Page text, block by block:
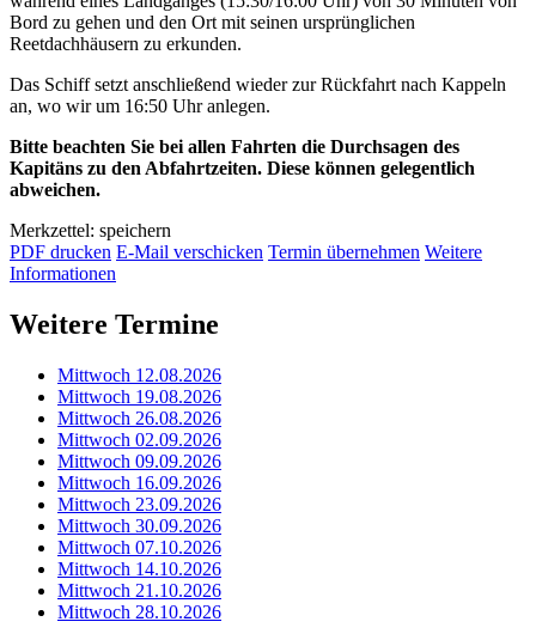
Bord zu gehen und den Ort mit seinen ursprünglichen
Reetdachhäusern zu erkunden.
Das Schiff setzt anschließend wieder zur Rückfahrt nach Kappeln
an, wo wir um 16:50 Uhr anlegen.
Bitte beachten Sie bei allen Fahrten die Durchsagen des
Kapitäns zu den Abfahrtzeiten. Diese können gelegentlich
abweichen.
Merkzettel: speichern
PDF drucken E-Mail verschicken Termin übernehmen Weitere
Informationen
Weitere Termine
Mittwoch 12.08.2026
Mittwoch 19.08.2026
Mittwoch 26.08.2026
Mittwoch 02.09.2026
Mittwoch 09.09.2026
Mittwoch 16.09.2026
Mittwoch 23.09.2026
Mittwoch 30.09.2026
Mittwoch 07.10.2026
Mittwoch 14.10.2026
Mittwoch 21.10.2026
Mittwoch 28.10.2026